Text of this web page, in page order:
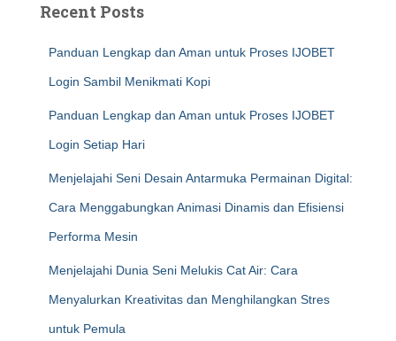
Recent Posts
Panduan Lengkap dan Aman untuk Proses IJOBET
Login Sambil Menikmati Kopi
Panduan Lengkap dan Aman untuk Proses IJOBET
Login Setiap Hari
Menjelajahi Seni Desain Antarmuka Permainan Digital:
Cara Menggabungkan Animasi Dinamis dan Efisiensi
Performa Mesin
Menjelajahi Dunia Seni Melukis Cat Air: Cara
Menyalurkan Kreativitas dan Menghilangkan Stres
untuk Pemula